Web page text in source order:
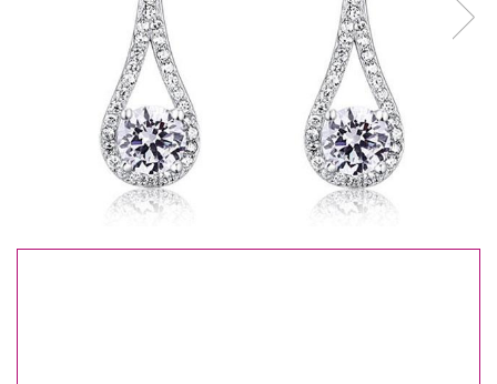
Cele mai vandute
Cele mai votate
0 Lei - 100 Lei
100 Lei - 200 Lei
200 Lei - 300 Lei
300 Lei - 500 Lei
500 Lei - 1000 Lei